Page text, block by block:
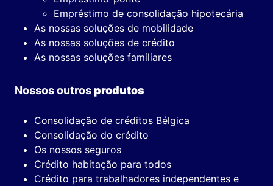
Empréstimo de consolidação hipotecária
As nossas soluções de mobilidade
As nossas soluções de crédito
As nossas soluções familiares
Nossos outrosprodutos
Consolidação de créditos Bélgica
Consolidação do crédito
Os nossos seguros
Crédito habitação para todos
Crédito para trabalhadores independentes e